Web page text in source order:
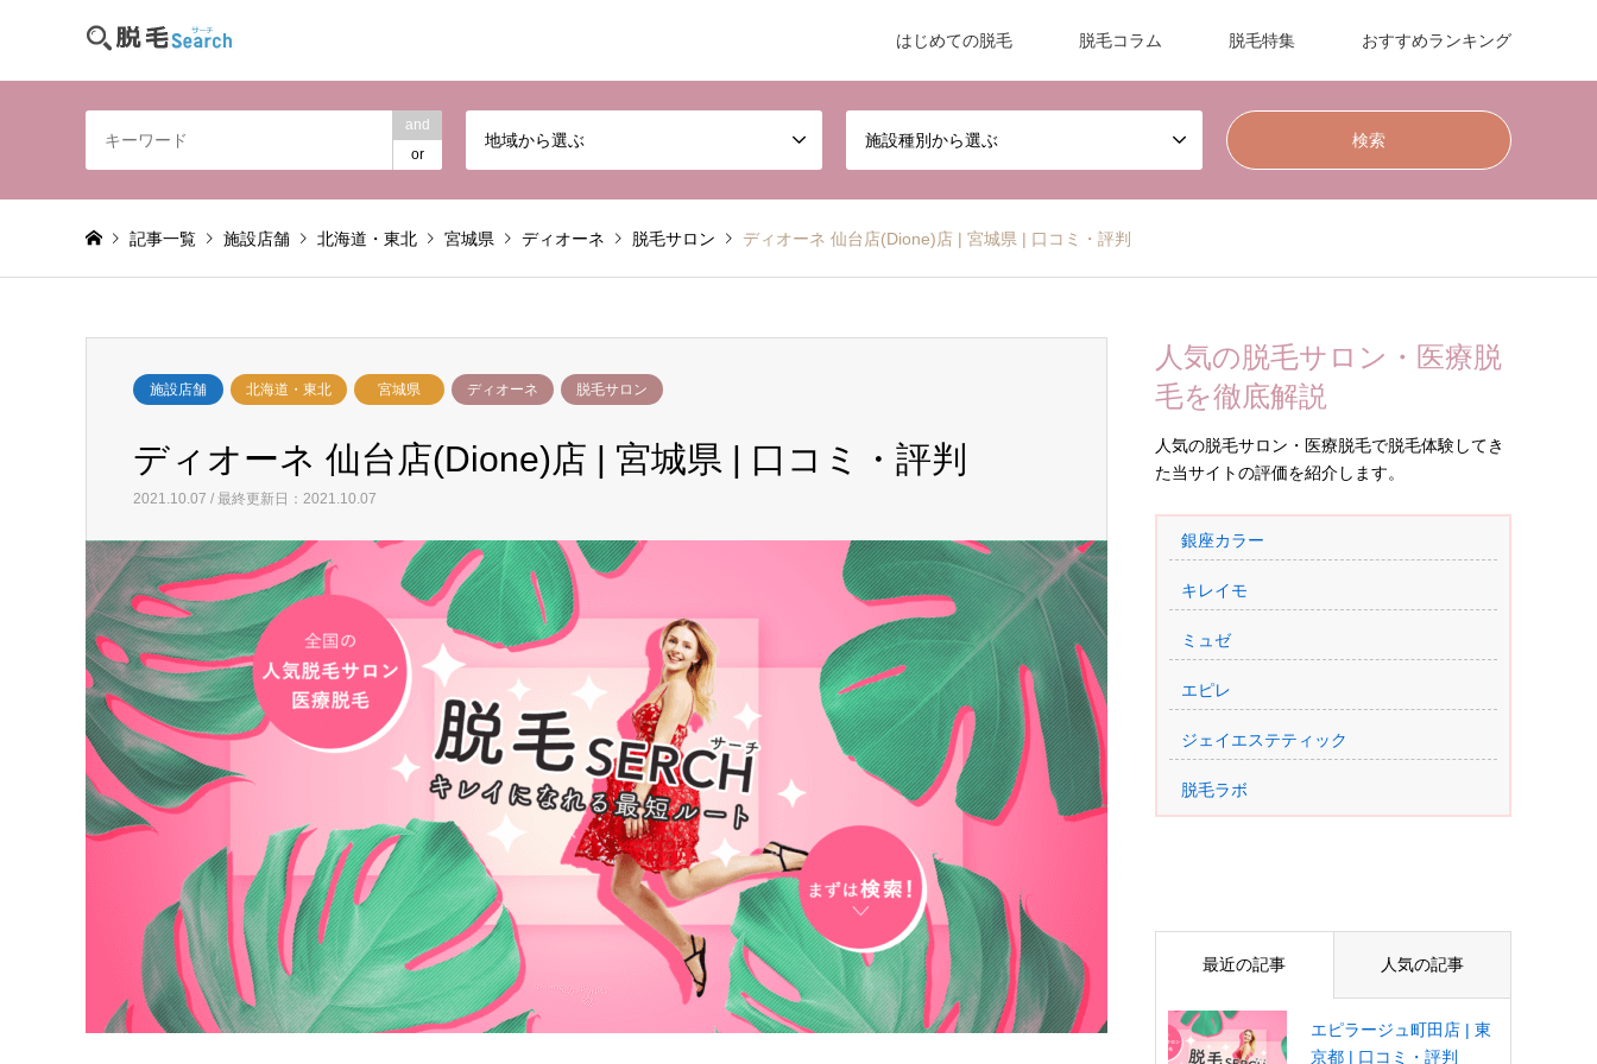
はじめての脱毛 脱毛コラム 脱毛特集 おすすめランキング
and
or
地域から選ぶ 施設種別から選ぶ
記事一覧 施設店舗 北海道・東北 宮城県 ディオーネ 脱毛サロン ディオーネ 仙台店(Dione)店 | 宮城県 | 口コミ・評判
施設店舗 北海道・東北 宮城県 ディオーネ 脱毛サロン
ディオーネ 仙台店(Dione)店 | 宮城県 | 口コミ・評判
2021.10.07 / 最終更新日：2021.10.07
人気の脱毛サロン・医療脱
毛を徹底解説
人気の脱毛サロン・医療脱毛で脱毛体験してき
た当サイトの評価を紹介します。
銀座カラー
キレイモ
ミュゼ
エピレ
ジェイエステティック
脱毛ラボ
最近の記事 人気の記事
エピラージュ町田店 | 東
京都 | 口コミ・評判